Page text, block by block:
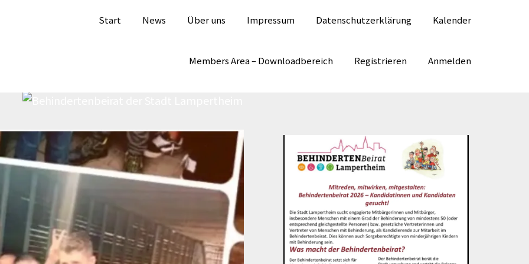
Start News Über uns Impressum Datenschutzerklärung Kalender
Members Area – Downloadbereich Registrieren Anmelden